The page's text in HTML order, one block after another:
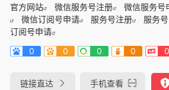
官方网站
微信服务号注册 微信服务号
微信订阅号申请
服务号注册 服务
订阅号申请
0
0 0 0 0
链接直达 手机查看